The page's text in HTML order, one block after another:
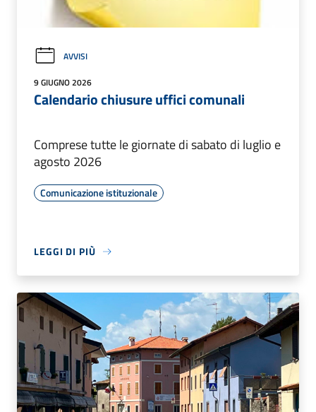
AVVISI
9 GIUGNO 2026
Calendario chiusure uffici comunali
Comprese tutte le giornate di sabato di luglio e
agosto 2026
Comunicazione istituzionale
LEGGI DI PIÙ